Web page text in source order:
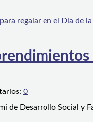
0
de Desarrollo Social y